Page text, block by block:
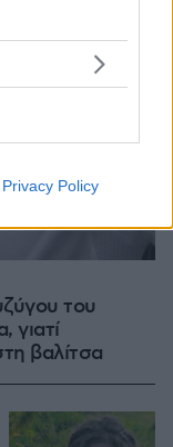
Privacy Policy
του
βαλίτσα